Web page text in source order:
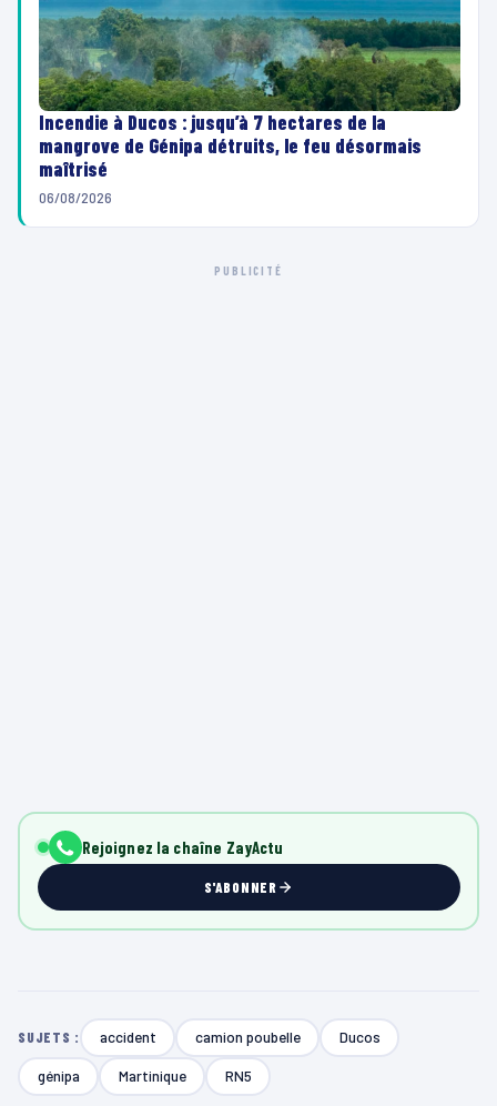
Incendie à Ducos : jusqu’à 7 hectares de la
mangrove de Génipa détruits, le feu désormais
maîtrisé
06/08/2026
PUBLICITÉ
Rejoignez la chaîne ZayActu
S'ABONNER
SUJETS : accident camion poubelle Ducos
génipa Martinique RN5